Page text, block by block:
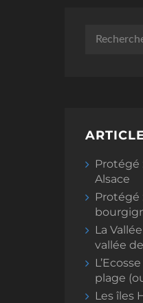
Rechercher :
Protégé
Alsace
Protégé
La
vallée
plage
Les îles